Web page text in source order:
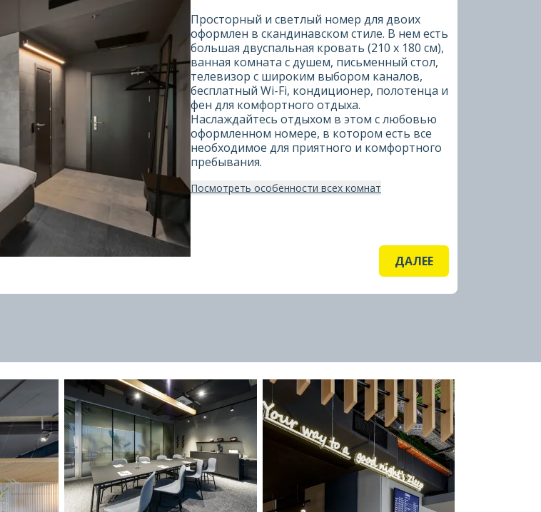
Просторный и светлый номер для двоих
оформлен в скандинавском стиле. В нем есть
большая двуспальная кровать (210 x 180 см),
ванная комната с душем, письменный стол,
телевизор с широким выбором каналов,
бесплатный Wi-Fi, кондиционер, полотенца и
фен для комфортного отдыха.
Наслаждайтесь отдыхом в этом с любовью
оформленном номере, в котором есть все
необходимое для приятного и комфортного
пребывания.
Посмотреть особенности всех комнат
ДАЛЕЕ